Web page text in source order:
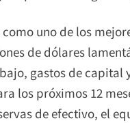
uno de los
de dólares
gastos de capital
los próximos 12
de efectivo, el